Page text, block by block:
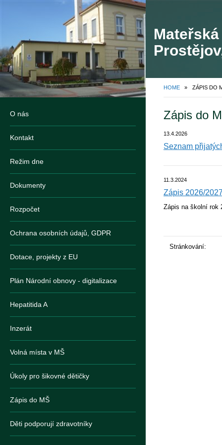
HOME » ZÁPIS DO
O nás
Kontakt
Režim dne
Dokumenty
Rozpočet
Ochrana osobních údajů, GDPR
Dotace, projekty z EU
Plán Národní obnovy - digitalizace
Hepatitida A
Inzerát
Volná místa v MŠ
Úkoly pro šikovné dětičky
Zápis do MŠ
Děti podporují zdravotníky
Zápis do
13.4.2026
Seznam
11.3.2024
Zápis 2026/
Zápis na školní rok
Stránkování: